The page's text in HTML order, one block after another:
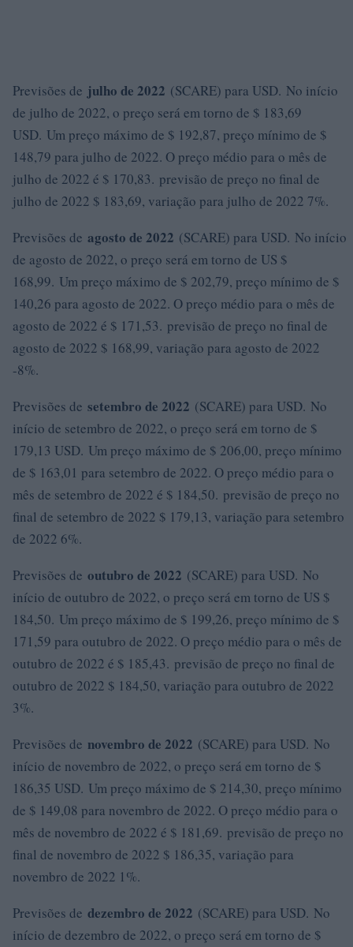
Previsões de julho de 2022 (SCARE) para USD. No início
de julho de 2022, o preço será em torno de $ 183,69
USD. Um preço máximo de $ 192,87, preço mínimo de $
148,79 para julho de 2022. O preço médio para o mês de
julho de 2022 é $ 170,83. previsão de preço no final de
julho de 2022 $ 183,69, variação para julho de 2022 7%.
Previsões de agosto de 2022 (SCARE) para USD. No início
de agosto de 2022, o preço será em torno de US $
168,99. Um preço máximo de $ 202,79, preço mínimo de $
140,26 para agosto de 2022. O preço médio para o mês de
agosto de 2022 é $ 171,53. previsão de preço no final de
agosto de 2022 $ 168,99, variação para agosto de 2022
-8%.
Previsões de setembro de 2022 (SCARE) para USD. No
início de setembro de 2022, o preço será em torno de $
179,13 USD. Um preço máximo de $ 206,00, preço mínimo
de $ 163,01 para setembro de 2022. O preço médio para o
mês de setembro de 2022 é $ 184,50. previsão de preço no
final de setembro de 2022 $ 179,13, variação para setembro
de 2022 6%.
Previsões de outubro de 2022 (SCARE) para USD. No
início de outubro de 2022, o preço será em torno de US $
184,50. Um preço máximo de $ 199,26, preço mínimo de $
171,59 para outubro de 2022. O preço médio para o mês de
outubro de 2022 é $ 185,43. previsão de preço no final de
outubro de 2022 $ 184,50, variação para outubro de 2022
3%.
Previsões de novembro de 2022 (SCARE) para USD. No
início de novembro de 2022, o preço será em torno de $
186,35 USD. Um preço máximo de $ 214,30, preço mínimo
de $ 149,08 para novembro de 2022. O preço médio para o
mês de novembro de 2022 é $ 181,69. previsão de preço no
final de novembro de 2022 $ 186,35, variação para
novembro de 2022 1%.
Previsões de dezembro de 2022 (SCARE) para USD. No
início de dezembro de 2022, o preço será em torno de $